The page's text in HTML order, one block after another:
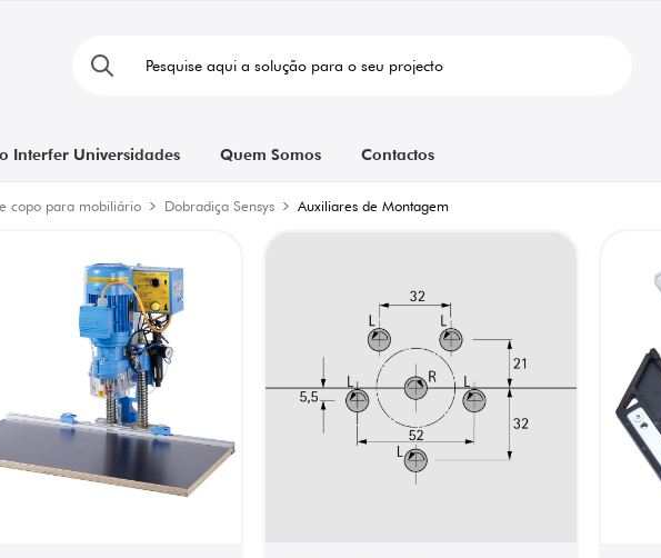
Interfer Universidades Quem Somos Contactos
copo para mobiliário Dobradiça Sensys Auxiliares de Montagem